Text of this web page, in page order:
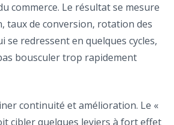
commerce. Le résultat se mesure
taux de conversion, rotation des
se redressent en quelques cycles,
bousculer trop rapidement
continuité et amélioration. Le «
cibler quelques leviers à fort effet